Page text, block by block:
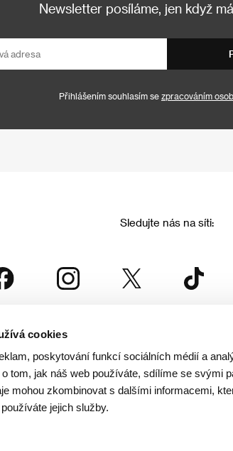
cookies
poskytování funkcí sociálních médií a
tom, jak náš web používáte, sdílíme se svými
mohou zkombinovat s dalšími informacemi,
jejich služby.
Newsletter posíláme, jen když
Přihlášením souhlasím se zpracováním
Sledujte nás na síti:
je součástí rodiny KVIFF Group, která